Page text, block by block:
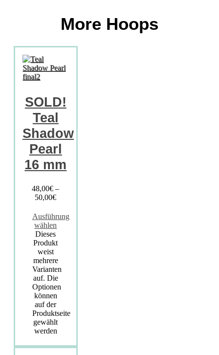
More Hoops
SOLD!
Teal
Shadow
Pearl
16 mm
48,00€ –
50,00€
Ausführung
wählen
Dieses
Produkt
weist
mehrere
Varianten
auf. Die
Optionen
können
auf der
Produktseite
gewählt
werden